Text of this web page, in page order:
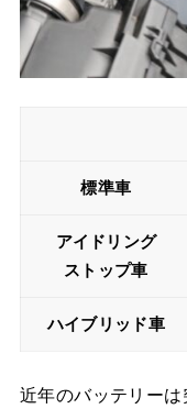
標準車
アイドリング
ストップ車
ハイブリッド車
近年のバッテリー